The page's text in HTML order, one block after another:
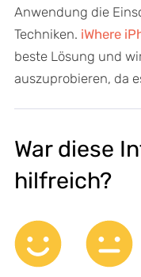
Anwendung die
Techniken. iWhere
beste Lösung und
auszuprobieren, da
War diese
hilfreich?